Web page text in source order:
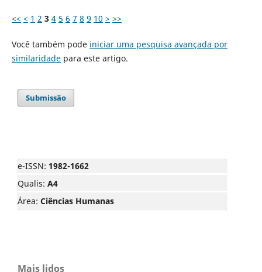
<< < 1 2 3 4 5 6 7 8 9 10 > >>
Você também pode iniciar uma pesquisa avançada por
similaridadepara este artigo.
Submissão
e-ISSN: 1982-1662
Qualis: A4
Área: Ciências Humanas
Mais lidos